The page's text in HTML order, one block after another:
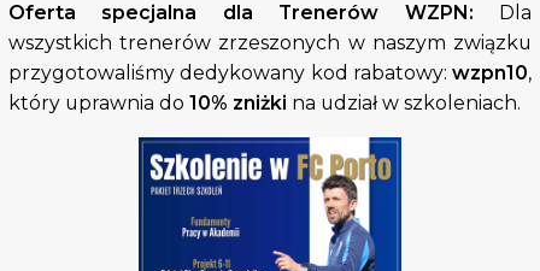
Oferta specjalna dla Trenerów WZPN: Dla
wszystkich trenerów zrzeszonych w naszym związku
przygotowaliśmy dedykowany kod rabatowy:wzpn10,
który uprawnia do 10% zniżki na udział w szkoleniach.